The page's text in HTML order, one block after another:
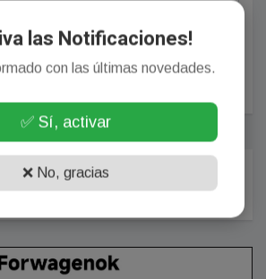
las Notificaciones!
con las últimas novedades.
✅ Sí, activar
❌ No, gracias